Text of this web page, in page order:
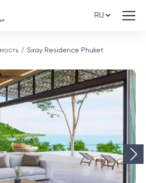
Siray Residence Phuket